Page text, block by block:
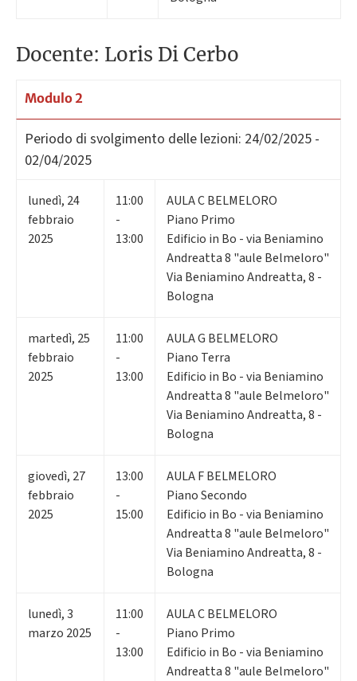
Docente: Loris Di Cerbo
Modulo 2
Periodo di svolgimento delle lezioni: 24/02/2025 -
02/04/2025
lunedì, 24
febbraio
2025
11:00
-
13:00
AULA C BELMELORO
Piano Primo
Edificio in Bo - via Beniamino
Andreatta 8 "aule Belmeloro"
Via Beniamino Andreatta, 8 -
Bologna
martedì, 25
febbraio
2025
11:00
-
13:00
AULA G BELMELORO
Piano Terra
Edificio in Bo - via Beniamino
Andreatta 8 "aule Belmeloro"
Via Beniamino Andreatta, 8 -
Bologna
giovedì, 27
febbraio
2025
13:00
-
15:00
AULA F BELMELORO
Piano Secondo
Edificio in Bo - via Beniamino
Andreatta 8 "aule Belmeloro"
Via Beniamino Andreatta, 8 -
Bologna
lunedì,3
marzo 2025
11:00
-
13:00
AULA C BELMELORO
Piano Primo
Edificio in Bo - via Beniamino
Andreatta 8 "aule Belmeloro"